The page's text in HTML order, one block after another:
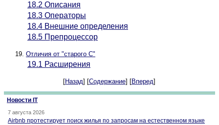
18.2 Описания
18.3 Операторы
18.4 Внешние определения
18.5 Препроцессор
Отличия от "старого C"
19.1 Расширения
[Назад] [Содержание] [Вперед]
Новости IT
7 августа 2026
Airbnb протестирует поиск жилья по запросам на естественном языке